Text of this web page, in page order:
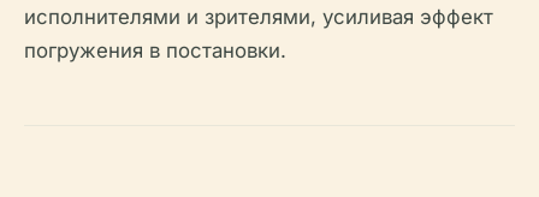
исполнителями и зрителями, усиливая эффект
погружения в постановки.